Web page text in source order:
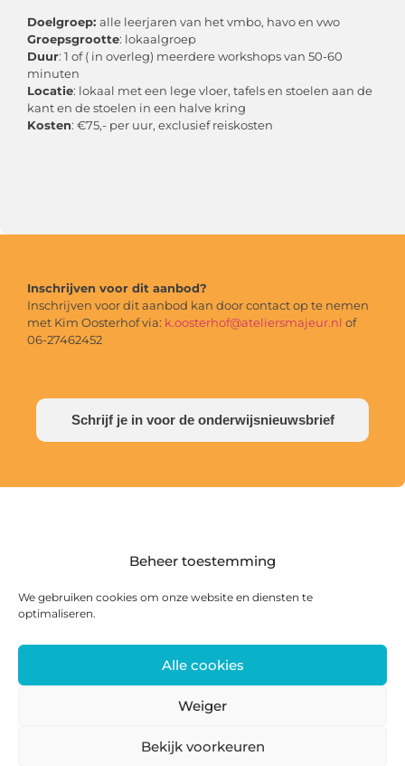
Beheer toestemming
We gebruiken cookies om onze website en diensten te
optimaliseren.
Alle cookies
Weiger
Bekijk voorkeuren
Doelgroep: alle leerjaren van het vmbo, havo en vwo
Groepsgrootte: lokaalgroep
Duur: 1 of ( in overleg) meerdere workshops van 50-60
minuten
Locatie: lokaal met een lege vloer, tafels en stoelen aan de
kant en de stoelen in een halve kring
Kosten: €75,- per uur, exclusief reiskosten
Inschrijven voor dit aanbod?
Inschrijven voor dit aanbod kan door contact op te nemen
met Kim Oosterhof via: k.oosterhof@ateliersmajeur.nl of
06-27462452
Schrijf je in voor de onderwijsnieuwsbrief
Postadres: Postbus 285, 8440 AG Heerenveen |
Bezoekadres: Zwanedrift 2, 8446 KS Heerenveen
0513 468 158 | info@ateliersmajeur.nl